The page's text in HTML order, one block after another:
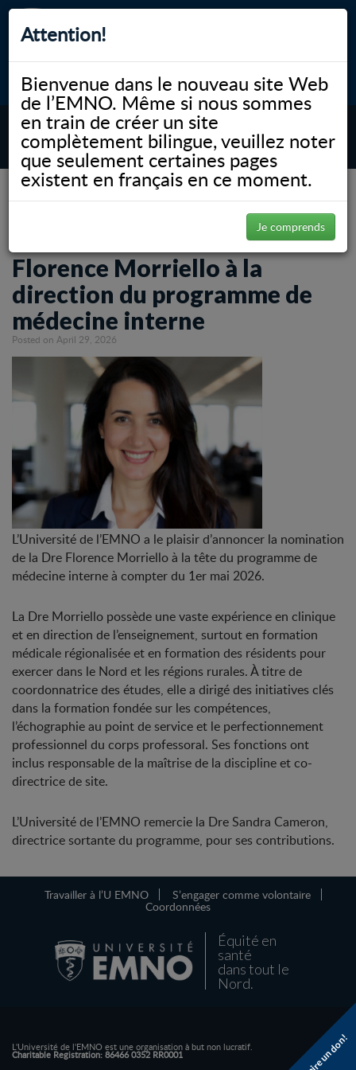
Faire un don!
Attention!
Bienvenue dans le nouveau site Web
de l’EMNO. Même si nous sommes
en train de créer un site
complètement bilingue, veuillez noter
que seulement certaines pages
existent en français en ce moment.
Je comprends
myNOSM Accessibilité A- A+ English
MENU
NOSM.ca Gallery
SOUS LES PROJECTEURS
Nomination de la Dre
Florence Morriello à la
direction du programme de
médecine interne
Posted on April 29, 2026
L’Université de l’EMNO a le plaisir d’annoncer la nomination
de la Dre Florence Morriello à la tête du programme de
médecine interne à compter du 1er mai 2026.
La Dre Morriello possède une vaste expérience en clinique
et en direction de l’enseignement, surtout en formation
médicale régionalisée et en formation des résidents pour
exercer dans le Nord et les régions rurales. À titre de
coordonnatrice des études, elle a dirigé des initiatives clés
dans la formation fondée sur les compétences,
l’échographie au point de service et le perfectionnement
professionnel du corps professoral. Ses fonctions ont
inclus responsable de la maîtrise de la discipline et co-
directrice de site.
L’Université de l’EMNO remercie la Dre Sandra Cameron,
directrice sortante du programme, pour ses contributions.
Travailler à l’U EMNO S’engager comme volontaire
Coordonnées
Équité en
santé
dans tout le
Nord.
L'Université de l'EMNO est une organisation à but non lucratif.
Charitable Registration: 86466 0352 RR0001